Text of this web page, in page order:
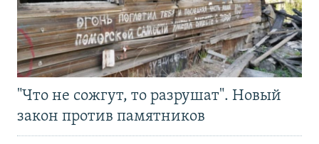
"Что не сожгут, то разрушат". Новый
закон против памятников